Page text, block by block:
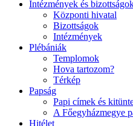
Intézmények és
Központi hivatal
Bizottságok
Intézmények
Plébániák
Templomok
Hova tartozom?
Térkép
Papság
Papi címek és
A Főegyházmegye
Hitélet